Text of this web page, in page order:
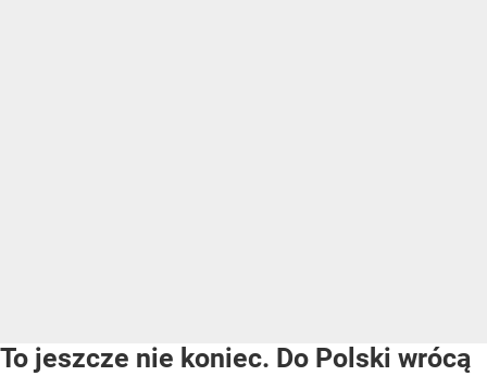
To jeszcze nie koniec. Do Polski wrócą